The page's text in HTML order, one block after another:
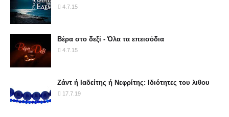
4.7.15
Βέρα στο δεξί - Όλα τα επεισόδια
4.7.15
Ζάντ ή Ιαδείτης ή Νεφρίτης: Ιδιότητες του λιθου
17.7.19